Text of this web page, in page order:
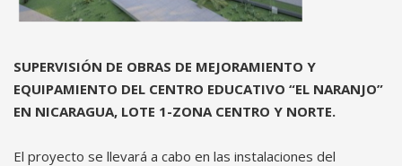
SUPERVISIÓN DE OBRAS DE MEJORAMIENTO Y
EQUIPAMIENTO DEL CENTRO EDUCATIVO “EL NARANJO”
EN NICARAGUA, LOTE 1-ZONA CENTRO Y NORTE.
El proyecto se llevará a cabo en las instalaciones del